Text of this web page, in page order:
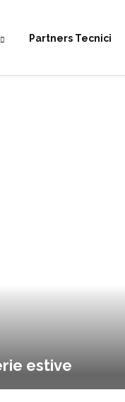
Partners Tecnici
pranzo a Chiusi
estive